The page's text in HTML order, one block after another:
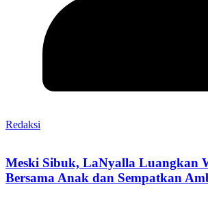
Redaksi
Meski Sibuk, LaNyalla Luangkan
Bersama Anak dan Sempatkan